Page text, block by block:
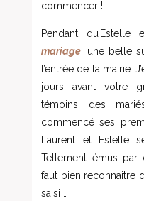
commencer !
Pendant
mariage , une belle
l’entrée de la mairie.
jours avant votre
témoins des
commencé ses
Laurent et Estelle
Tellement émus par
faut bien reconnaitre
saisi …